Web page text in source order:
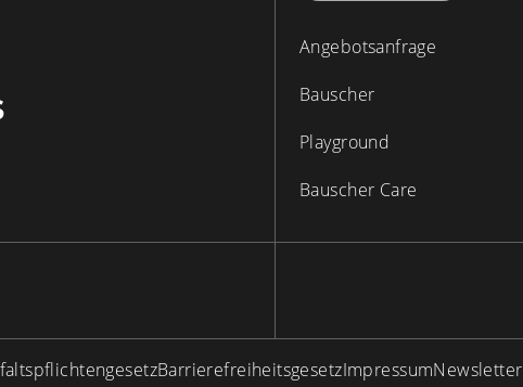
Angebotsanfrage
Bauscher
Playground
Bauscher Care
BarrierefreiheitsgesetzImpressumNewsletter